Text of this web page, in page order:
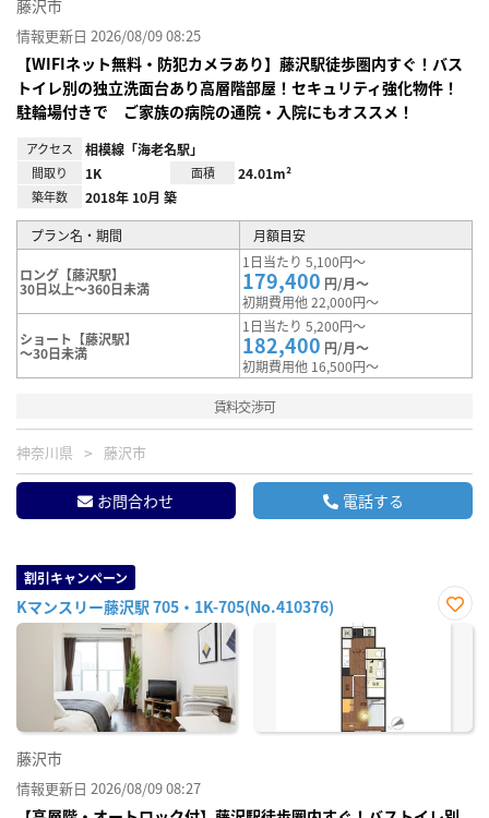
藤沢市
情報更新日 2026/08/09 08:25
【WIFIネット無料・防犯カメラあり】藤沢駅徒歩圏内すぐ！バス
トイレ別の独立洗面台あり高層階部屋！セキュリティ強化物件！
駐輪場付きで ご家族の病院の通院・入院にもオススメ！
アクセス 相模線「海老名駅」
間取り 1K 面積 24.01m²
築年数 2018年 10月 築
プラン名・期間 月額目安
ロング【藤沢駅】
30日以上～360日未満
1日当たり 5,100円～
179,400 円/月～
初期費用他 22,000円～
ショート【藤沢駅】
～30日未満
1日当たり 5,200円～
182,400 円/月～
初期費用他 16,500円～
賃料交渉可
神奈川県 藤沢市
お問合わせ 電話する
割引キャンペーン
Kマンスリー藤沢駅 705・1K-705(No.410376)
お気
藤沢市
情報更新日 2026/08/09 08:27